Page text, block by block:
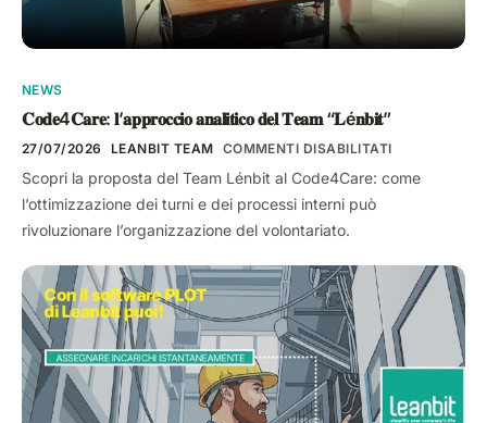
NEWS
𝐂𝐨𝐝𝐞4𝐂𝐚𝐫𝐞: 𝐥’𝐚𝐩𝐩𝐫𝐨𝐜𝐜𝐢𝐨 𝐚𝐧𝐚𝐥𝐢𝐭𝐢𝐜𝐨 𝐝𝐞𝐥 𝐓𝐞𝐚𝐦 “𝐋é𝐧𝐛𝐢𝐭”
27/07/2026 LEANBIT TEAM COMMENTI DISABILITATI
Scopri la proposta del Team Lénbit al Code4Care: come
l’ottimizzazione dei turni e dei processi interni può
rivoluzionare l’organizzazione del volontariato.